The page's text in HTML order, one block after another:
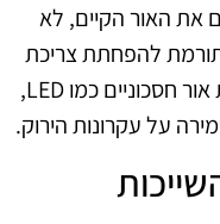
האור הקיים, לא
להפחתת צריכת
האנרגיה. באמצעות שימוש במקורות אור חסכוניים כמו LED,
על עקרונות הירוק.